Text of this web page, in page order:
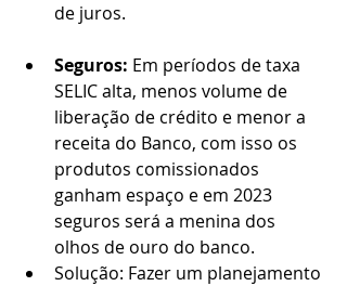
de juros.
Seguros: Em períodos de taxa
SELIC alta, menos volume de
liberação de crédito e menor a
receita do Banco, com isso os
produtos comissionados
ganham espaço e em 2023
seguros será a menina dos
olhos de ouro do banco.
Solução: Fazer um planejamento